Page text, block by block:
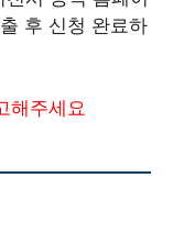
후 신청 완료하
해주세요